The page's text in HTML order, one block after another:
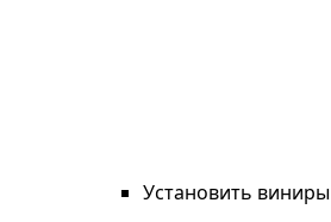
Установить виниры